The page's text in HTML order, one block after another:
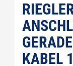
KABEL